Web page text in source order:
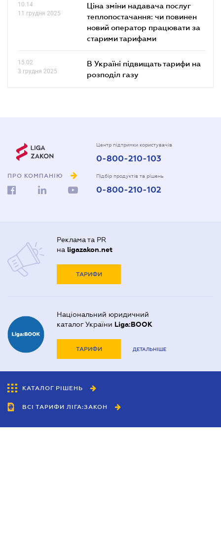
10.14
11 грудня 2025
Ціна зміни надавача послуг
теплопостачання: чи повинен
новий оператор працювати за
старими тарифами
15.02
3 грудня 2025
В Україні підвищать тарифи на
розподіл газу
ПРО КОМПАНІЮ
Центр підтримки користувачів
0-800-210-103
Підбір продуктів та рішень
0-800-210-102
Реклама та PR
на ligazakon.net
ТАРИФИ
Національний юридичний
каталог України Liga:BOOK
ТАРИФИ ДЕТАЛЬНІШЕ
КАТАЛОГ РІШЕНЬ
ВСІ ТАРИФИ ЛІГА:ЗАКОН